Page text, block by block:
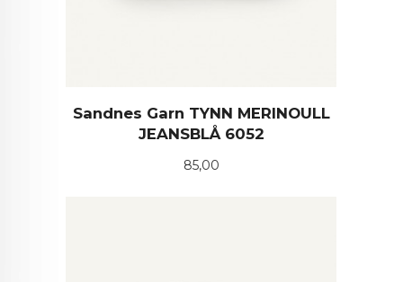
Sandnes Garn TYNN MERINOULL
JEANSBLÅ 6052
Pris
85,00